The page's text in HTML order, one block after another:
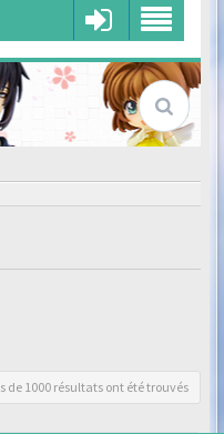
de 1000 résultats ont été trouvés